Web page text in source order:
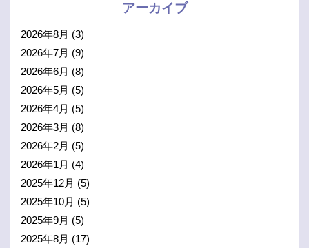
アーカイブ
2026年8月 (3)
2026年7月 (9)
2026年6月 (8)
2026年5月 (5)
2026年4月 (5)
2026年3月 (8)
2026年2月 (5)
2026年1月 (4)
2025年12月 (5)
2025年10月 (5)
2025年9月 (5)
2025年8月 (17)